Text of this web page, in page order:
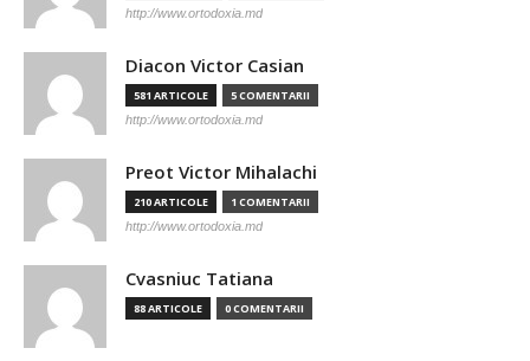
http://www.ortodoxia.md
Diacon Victor Casian
581 ARTICOLE 5 COMENTARII
http://www.ortodoxia.md
Preot Victor Mihalachi
210 ARTICOLE 1 COMENTARII
http://www.ortodoxia.md
Cvasniuc Tatiana
88 ARTICOLE 0 COMENTARII